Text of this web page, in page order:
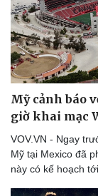
Mỹ cảnh báo
giờ khai mạc
VOV.VN - Ngay
Mỹ tại Mexico đã
này có kế hoạch